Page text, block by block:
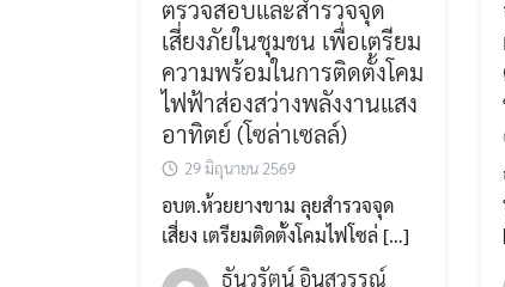
ตรวจสอบและสำรวจจุด
เสี่ยงภัยในชุมชน เพื่อเตรียม
ความพร้อมในการติดตั้งโคม
ไฟฟ้าส่องสว่างพลังงานแสง
อาทิตย์ (โซล่าเซลล์)
29 มิถุนายน 2569
อบต.ห้วยยางขาม ลุยสำรวจจุด
เสี่ยง เตรียมติดตั้งโคมไฟโซล่ […]
ธันวรัตน์ อินสุวรรณ์